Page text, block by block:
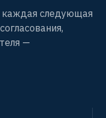
следующая
—